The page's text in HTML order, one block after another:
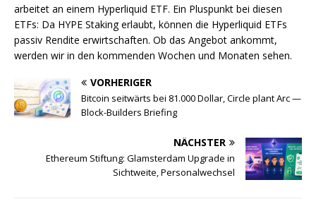
arbeitet an einem Hyperliquid ETF. Ein Pluspunkt bei diesen
ETFs: Da HYPE Staking erlaubt, können die Hyperliquid ETFs
passiv Rendite erwirtschaften. Ob das Angebot ankommt,
werden wir in den kommenden Wochen und Monaten sehen.
VORHERIGER
Bitcoin seitwärts bei 81.000 Dollar, Circle plant Arc —
Block-Builders Briefing
NÄCHSTER
Ethereum Stiftung: Glamsterdam Upgrade in
Sichtweite, Personalwechsel